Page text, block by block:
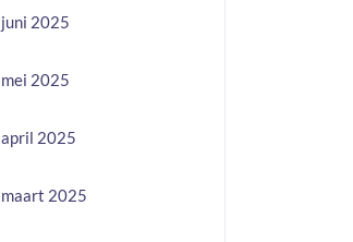
juni 2025
mei 2025
april 2025
maart 2025